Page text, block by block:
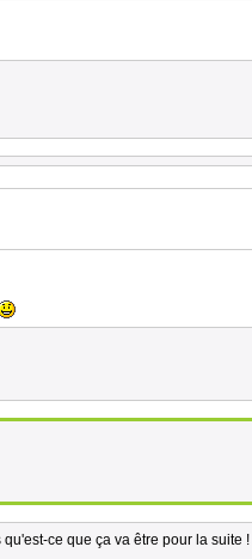
ce que ça va être pour la suite !